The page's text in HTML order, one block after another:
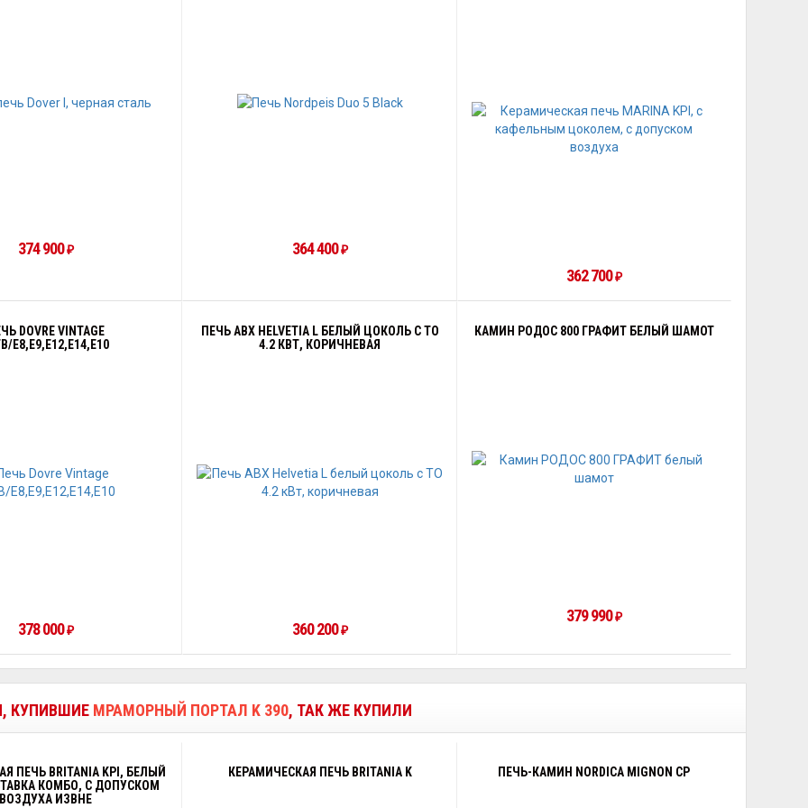
374 900 ₽ 364 400₽
362 700₽
DOVRE VINTAGE
E8,E9,E12,E14,E10
378 000 ₽
ПЕЧЬ ABX HELVETIA L БЕЛЫЙ ЦОКОЛЬ С ТО
4.2 КВТ, КОРИЧНЕВАЯ
360 200₽
КАМИН РОДОС 800 ГРАФИТ БЕЛЫЙ ШАМОТ
379 990₽
КУПИВШИЕ МРАМОРНЫЙ ПОРТАЛ K 390, ТАК ЖЕ КУПИЛИ
ПЕЧЬ BRITANIA KPI, БЕЛЫЙ
КОМБО, С ДОПУСКОМ
ВОЗДУХА ИЗВНЕ
КЕРАМИЧЕСКАЯ ПЕЧЬ BRITANIA K ПЕЧЬ-КАМИН NORDICA MIGNON CP